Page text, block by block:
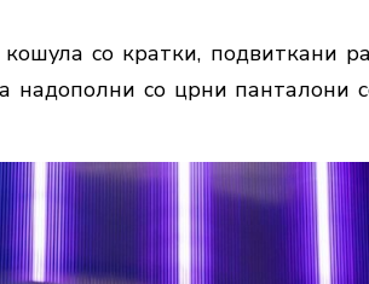
со кратки, подвиткани
надополни со црни панталони